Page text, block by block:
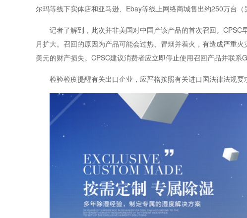
尔玛等线下实体店和亚马逊、Ebay等线上网络商城售出约250万台
记者了解到，此次并非美国对中国产该产品的首次召回。CPSC
月扩大。召回的原因为产品可能会过热、冒烟并着火，有造成严重
美元的财产损失。CPSC建议消费者应立即停止使用召回产品并联系
检验检疫提醒有关出口企业，应严格按照有关进口国法律法规要